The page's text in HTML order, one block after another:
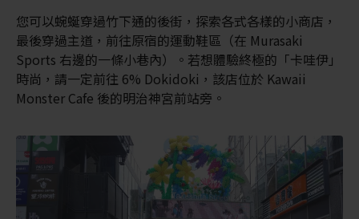
您可以蜿蜒穿過竹下通的後街，探索各式各樣的小商店，
最後穿過主道，前往原宿的運動鞋區（在 Murasaki
Sports 右邊的一條小巷內）。若想體驗終極的「卡哇伊」
時尚，請一定前往 6% Dokidoki，該店位於 Kawaii
Monster Cafe 後的明治神宮前站旁。